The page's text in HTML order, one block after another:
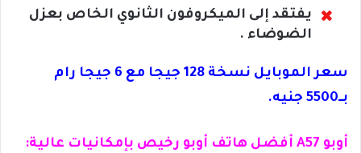
يفتقد إلى الميكروفون الثانوي الخاص بعزل
الضوضاء .
سعر الموبايل نسخة 128 جيجا مع 6 جيجا رام
بــ5500 جنيه.
أوبو A57 أفضل هاتف أوبو رخيص بإمكانيات عالية: